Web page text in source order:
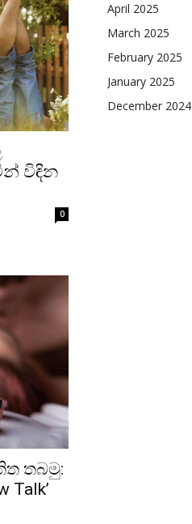
විඳින
0
තබමු:
April 2025
March 2025
February 2025
January 2025
December 2024